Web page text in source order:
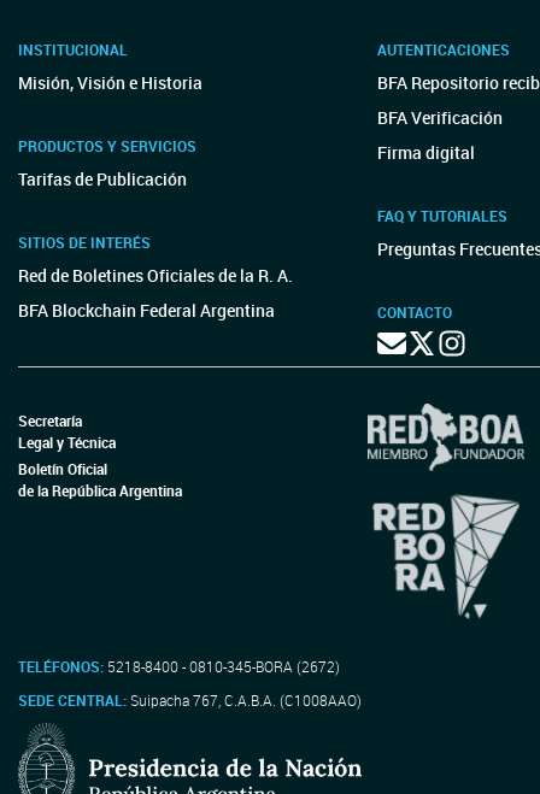
INSTITUCIONAL
Misión, Visión e Historia
PRODUCTOS Y SERVICIOS
Tarifas de Publicación
SITIOS DE INTERÉS
Red de Boletines Oficiales de la R. A.
BFA Blockchain Federal Argentina
AUTENTICACIONES
BFA Repositorio
BFA Verificación
Firma digital
FAQ Y TUTORIALES
Preguntas
CONTACTO
Secretaría
Legal y Técnica
Boletín Oficial
de la República Argentina
TELÉFONOS: 5218-8400 - 0810-345-BORA (2672)
SEDE CENTRAL:Suipacha 767, C.A.B.A. (C1008AAO)